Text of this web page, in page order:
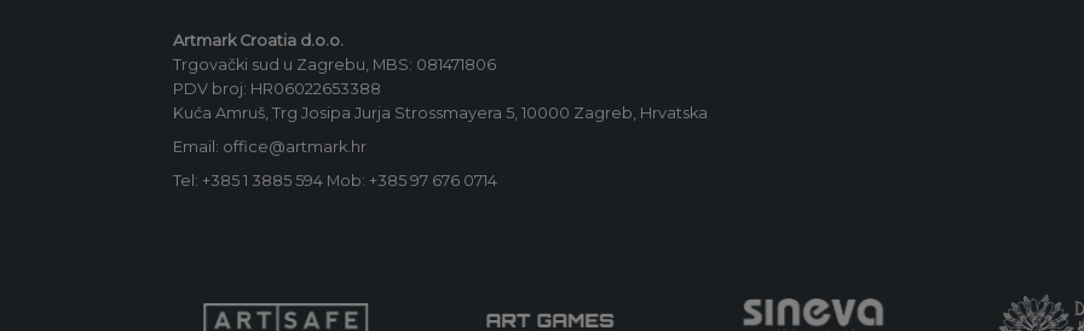
Artmark Croatia d.o.o.
Trgovački sud u Zagrebu, MBS: 081471806
PDV broj: HR06022653388
Kuća Amruš, Trg Josipa Jurja Strossmayera 5, 10000 Zagreb, Hrvatska
Email: office@artmark.hr
Tel: +385 1 3885 594 Mob: +385 97 676 0714